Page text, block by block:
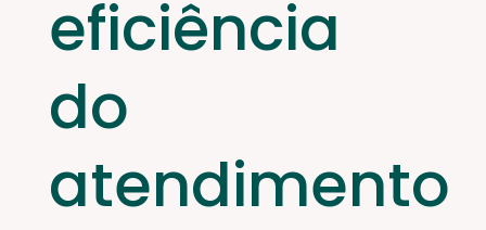
eficiência
do
atendimento